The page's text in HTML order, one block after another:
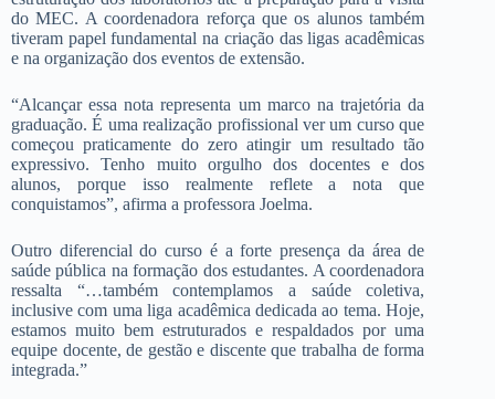
do MEC. A coordenadora reforça que os alunos também
tiveram papel fundamental na criação das ligas acadêmicas
e na organização dos eventos de extensão.
“Alcançar essa nota representa um marco na trajetória da
graduação. É uma realização profissional ver um curso que
começou praticamente do zero atingir um resultado tão
expressivo. Tenho muito orgulho dos docentes e dos
alunos, porque isso realmente reflete a nota que
conquistamos”, afirma a professora Joelma.
Outro diferencial do curso é a forte presença da área de
saúde pública na formação dos estudantes. A coordenadora
ressalta “…também contemplamos a saúde coletiva,
inclusive com uma liga acadêmica dedicada ao tema. Hoje,
estamos muito bem estruturados e respaldados por uma
equipe docente, de gestão e discente que trabalha de forma
integrada.”